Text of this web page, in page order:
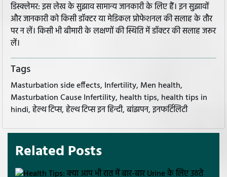
डिस्क्लेमर: इस लेख के सुझाव सामान्य जानकारी के लिए हैं। इन सुझावों
और जानकारी को किसी डॉक्टर या मेडिकल प्रोफेशनल की सलाह के तौर
पर न लें। किसी भी बीमारी के लक्षणों की स्थिति में डॉक्टर की सलाह जरूर
लें।
Tags
Masturbation side effects, Infertility, Men health,
Masturbation Cause Infertility, health tips, health tips in
hindi, हेल्थ टिप्स, हेल्थ टिप्स इन हिन्दी, बांझपन, इनफर्टिलिटी
Related Posts